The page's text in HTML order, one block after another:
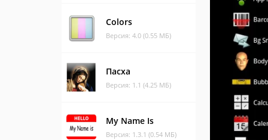
Colors
Версия: 4.0 (0.55 МБ)
Пасха
Версия: 1.1 (4.25 МБ)
My Name Is
Версия: 1.3.1 (0.54 МБ)